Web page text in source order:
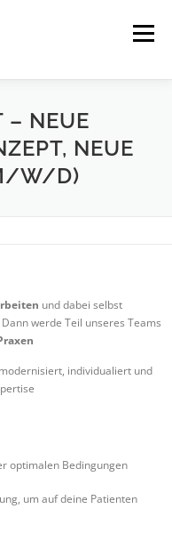
Menü
THERAPEUTEN
PATIENTEN
– NEUE
NEUE
W/D)
und dabei selbst
werde Teil unseres Teams
individualiert und
optimalen Bedingungen
um auf deine Patienten